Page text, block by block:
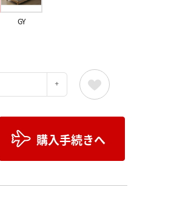
GY
購入手続きへ